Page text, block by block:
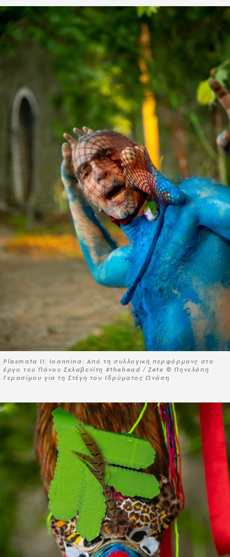
Plasmata II: Ioannina: Από τη συλλογική περφόρμανς στο
έργο του Πάνου Σκλαβενίτη #thehead / Zete © Πηνελόπη
Γερασίμου για τη Στέγη του Ιδρύματος Ωνάση